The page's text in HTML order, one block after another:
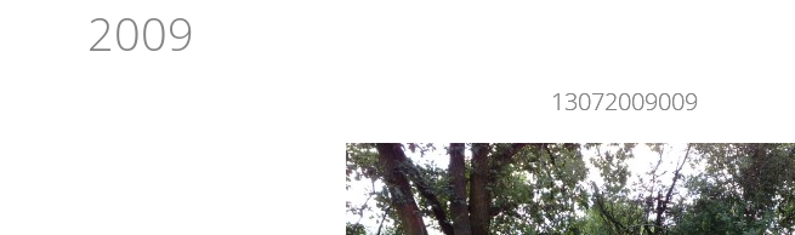
2009
13072009009